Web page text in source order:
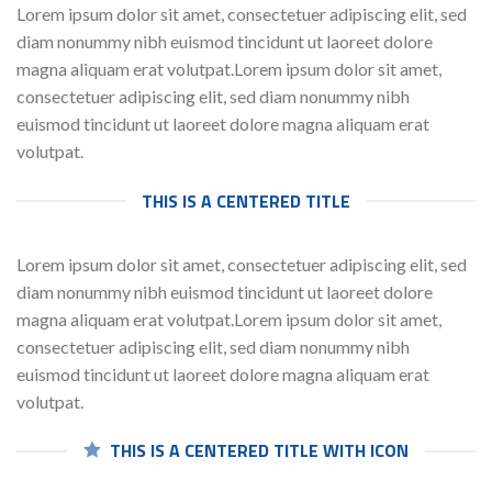
Lorem ipsum dolor sit amet, consectetuer adipiscing elit, sed
diam nonummy nibh euismod tincidunt ut laoreet dolore
magna aliquam erat volutpat.Lorem ipsum dolor sit amet,
consectetuer adipiscing elit, sed diam nonummy nibh
euismod tincidunt ut laoreet dolore magna aliquam erat
volutpat.
THIS IS A CENTERED TITLE
Lorem ipsum dolor sit amet, consectetuer adipiscing elit, sed
diam nonummy nibh euismod tincidunt ut laoreet dolore
magna aliquam erat volutpat.Lorem ipsum dolor sit amet,
consectetuer adipiscing elit, sed diam nonummy nibh
euismod tincidunt ut laoreet dolore magna aliquam erat
volutpat.
THIS IS A CENTERED TITLE WITH ICON